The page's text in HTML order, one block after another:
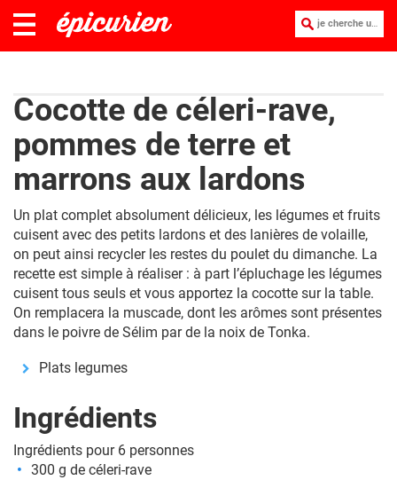
je cherche une recette :
Cocotte de céleri-rave,
pommes de terre et
marrons aux lardons
Un plat complet absolument délicieux, les légumes et fruits
cuisent avec des petits lardons et des lanières de volaille,
on peut ainsi recycler les restes du poulet du dimanche. La
recette est simple à réaliser : à part l’épluchage les légumes
cuisent tous seuls et vous apportez la cocotte sur la table.
On remplacera la muscade, dont les arômes sont présentes
dans le poivre de Sélim par de la noix de Tonka.
Plats legumes
Ingrédients
Ingrédients pour 6 personnes
300 g de céleri-rave